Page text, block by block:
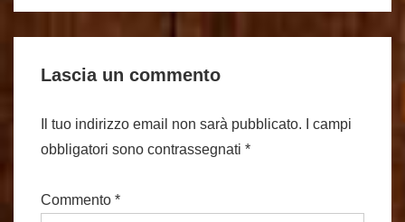
Lascia un commento
Il tuo indirizzo email non sarà pubblicato.
I campi
obbligatori sono contrassegnati *
Commento *